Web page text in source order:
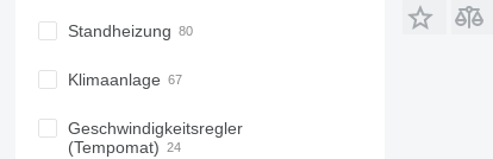
Standheizung
Klimaanlage
Geschwindigkeitsregler
(Tempomat)